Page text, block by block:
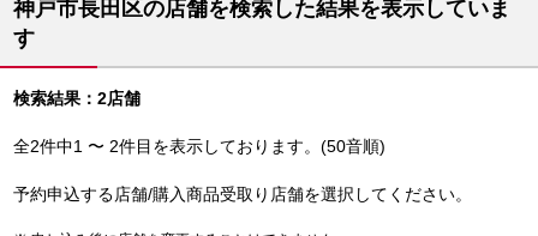
神戸市長田区の店舗を検索した結果を表示していま
す
検索結果：2店舗
全2件中1 〜 2件目を表示しております。(50音順)
予約申込する店舗/購入商品受取り店舗を選択してください。